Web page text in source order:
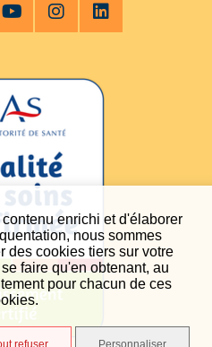
enrichi et d'élaborer
nous sommes
des cookies tiers sur votre
faire qu'en obtenant, au
pour chacun de ces
refuser Personnaliser